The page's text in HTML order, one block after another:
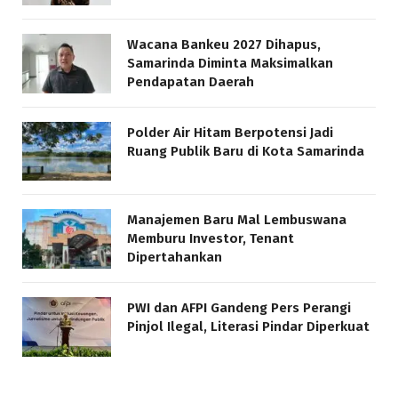
Wacana Bankeu 2027 Dihapus,
Samarinda Diminta Maksimalkan
Pendapatan Daerah
Polder Air Hitam Berpotensi Jadi
Ruang Publik Baru di Kota Samarinda
Manajemen Baru Mal Lembuswana
Memburu Investor, Tenant
Dipertahankan
PWI dan AFPI Gandeng Pers Perangi
Pinjol Ilegal, Literasi Pindar Diperkuat